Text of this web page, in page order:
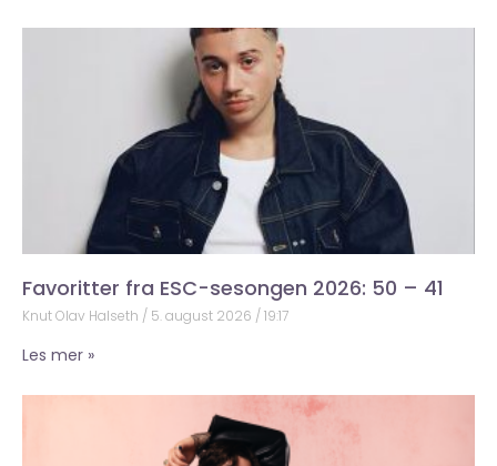
Favoritter fra ESC-sesongen 2026: 50 – 41
Knut Olav Halseth 5. august 2026 19:17
Les mer »